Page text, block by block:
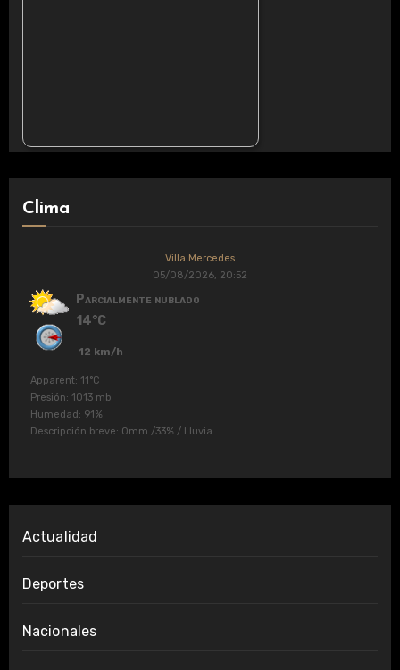
Clima
Villa Mercedes
05/08/2026, 20:52
Parcialmente nublado
14°C
12 km/h
Apparent: 11°C
Presión: 1013 mb
Humedad: 91%
Descripción breve: 0mm /33% / Lluvia
Actualidad
Deportes
Nacionales